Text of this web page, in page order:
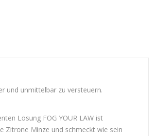
und unmittelbar zu versteuern.
Lösung FOG YOUR LAW ist
Zitrone Minze und schmeckt wie sein